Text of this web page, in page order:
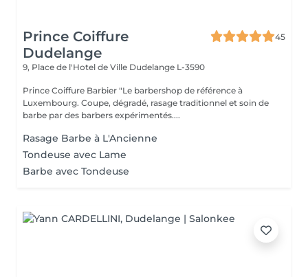
Prince Coiffure
Dudelange
45
9, Place de l'Hotel de Ville Dudelange L-3590
Prince Coiffure Barbier "Le barbershop de référence à
Luxembourg. Coupe, dégradé, rasage traditionnel et soin de
barbe par des barbers expérimentés....
Rasage Barbe à L'Ancienne
Tondeuse avec Lame
Barbe avec Tondeuse